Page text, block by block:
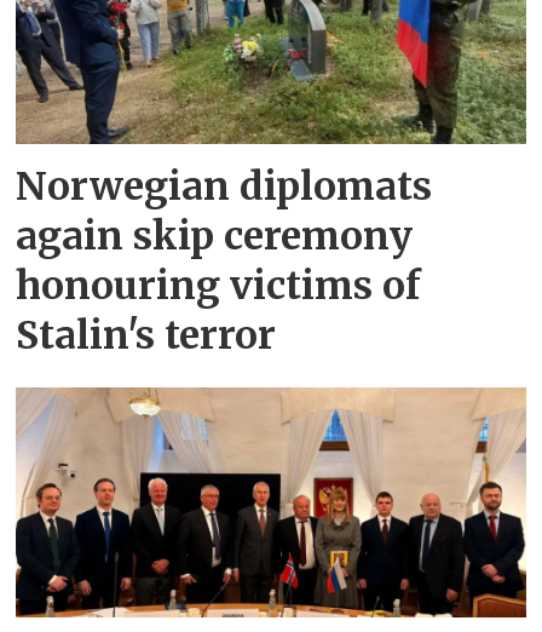
Norwegian diplomats
again skip ceremony
honouring victims of
Stalin's terror